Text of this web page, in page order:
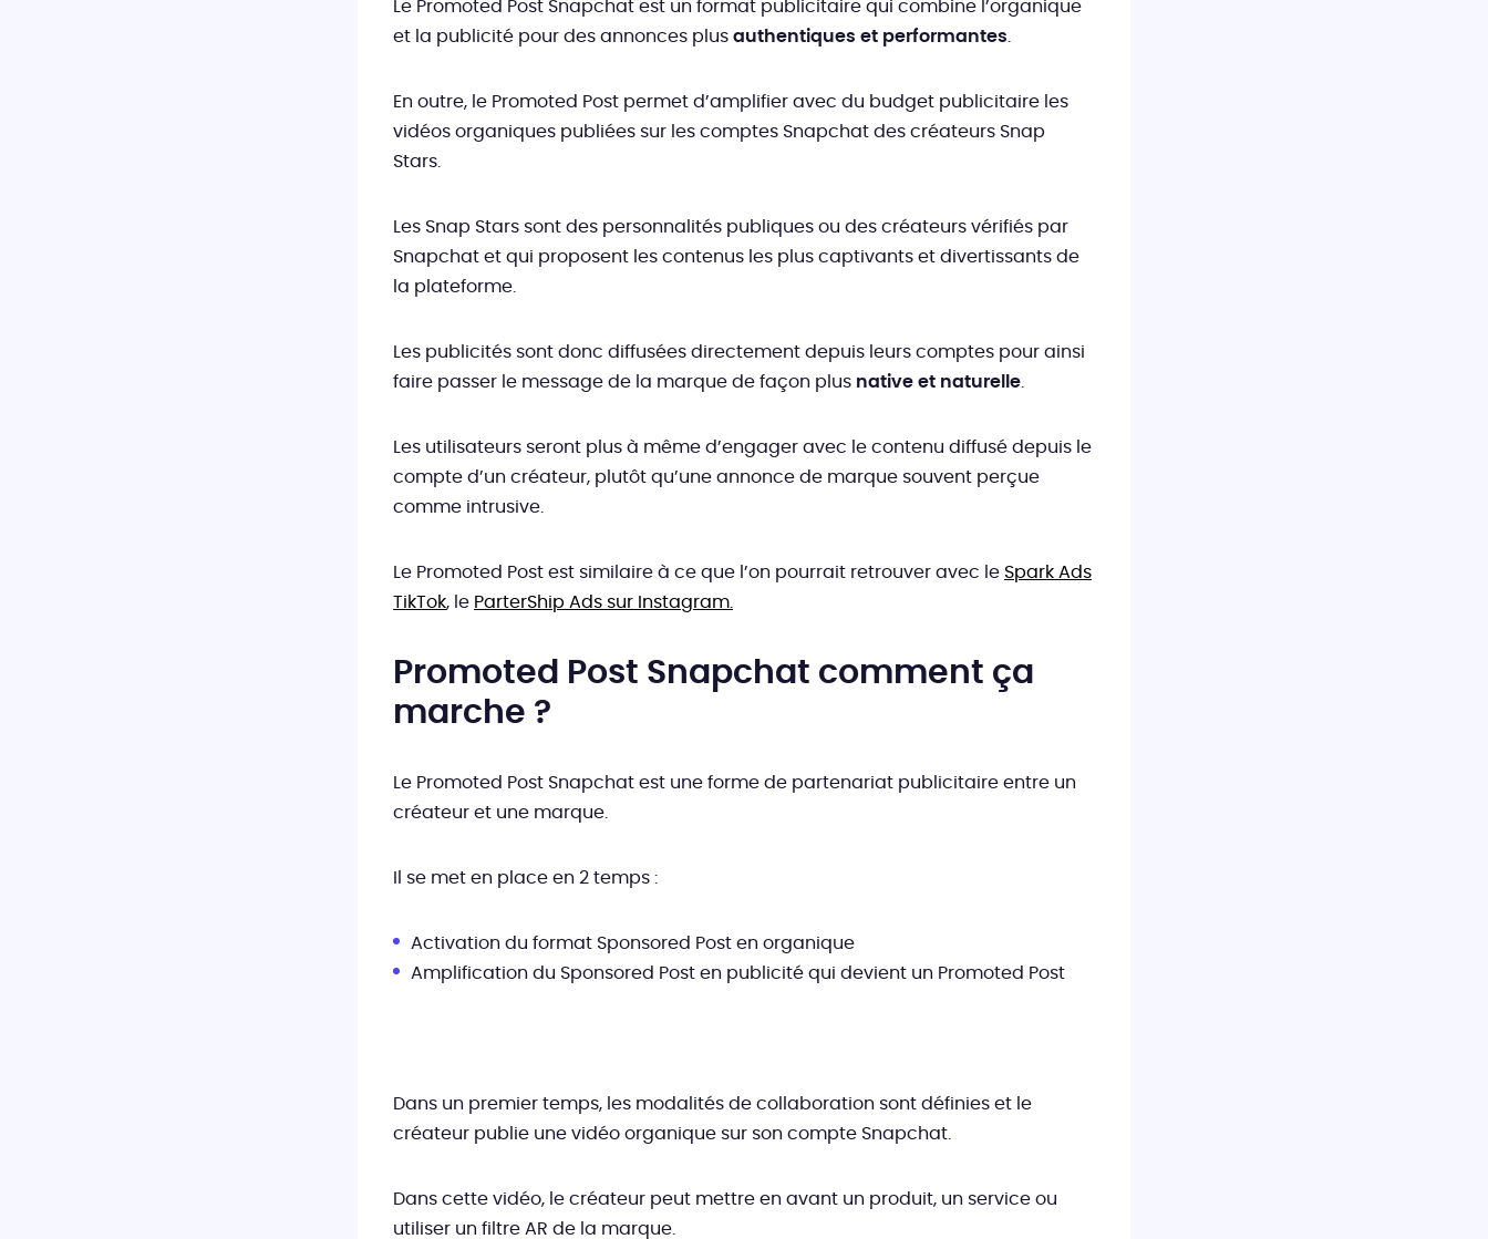
Le Promoted Post Snapchat est un format publicitaire qui combine l’organique
et la publicité pour des annonces plusauthentiques et performantes
En outre, le Promoted Post permet d’amplifier avec du budget publicitaire les
vidéos organiques publiées sur les comptes Snapchat des créateurs Snap
Stars.
Les Snap Stars sont des personnalités publiques ou des créateurs vérifiés par
Snapchat et qui proposent les contenus les plus captivants et divertissants de
la plateforme.
Les publicités sont donc diffusées directement depuis leurs comptes pour ainsi
faire passer le message de la marque de façon plus native et naturelle
Les utilisateurs seront plus à même d’engager avec le contenu diffusé depuis le
compte d’un créateur, plutôt qu’une annonce de marque souvent perçue
comme intrusive.
Le Promoted Post est similaire à ce que l’on pourrait retrouver avec le Spark Ads
TikTok, le ParterShip Ads sur Instagram.
Promoted Post Snapchat comment ça
marche ?
Le Promoted Post Snapchat est une forme de partenariat publicitaire entre un
créateur et une marque.
Il se met en place en 2 temps :
Activation du format Sponsored Post en organique
Amplification du Sponsored Post en publicité qui devient un Promoted Post
Dans un premier temps, les modalités de collaboration sont définies et le
créateur publie une vidéo organique sur son compte Snapchat.
Dans cette vidéo, le créateur peut mettre en avant un produit, un service ou
utiliser un filtre AR de la marque.